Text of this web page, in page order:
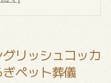
解説
ペット葬儀プランの考
リッシュコッカ
ペット葬儀